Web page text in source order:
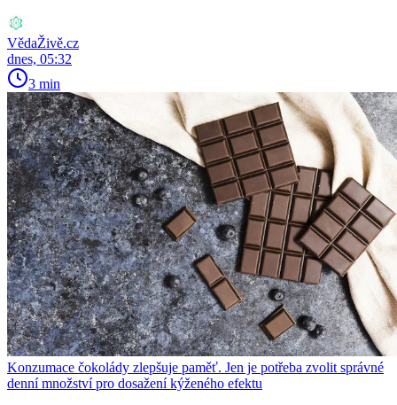
VědaŽivě.cz
dnes, 05:32
3 min
Konzumace čokolády zlepšuje paměť. Jen je potřeba zvolit správné
denní množství pro dosažení kýženého efektu